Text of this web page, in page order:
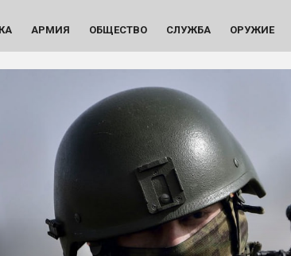
АРМИЯ ОБЩЕСТВО СЛУЖБА ОРУЖИЕ